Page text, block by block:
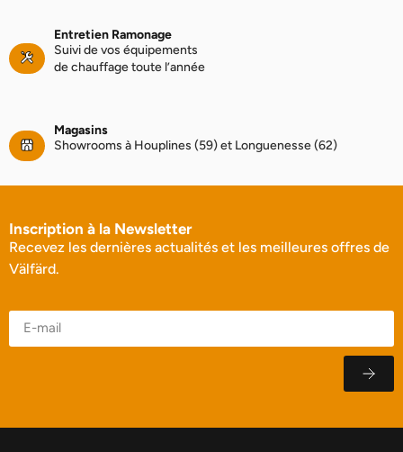
Entretien Ramonage
Suivi de vos équipements
de chauffage toute l’année
Magasins
Showrooms à Houplines (59) et Longuenesse (62)
Inscription à la Newsletter
Recevez les dernières actualités et les meilleures offres de
Välfärd.